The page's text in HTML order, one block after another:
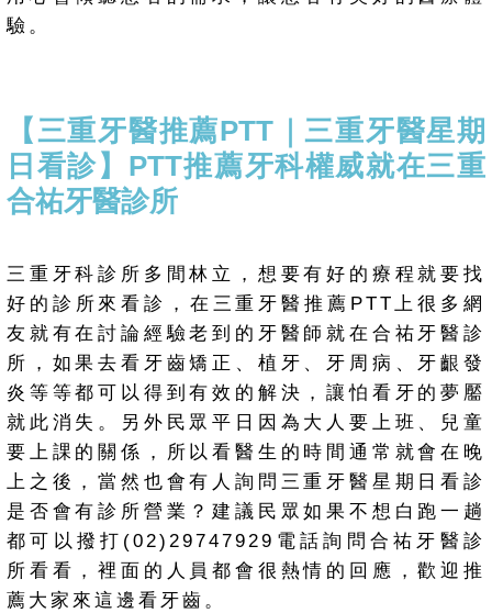
驗。
【三重牙醫推薦PTT｜三重牙醫星期
日看診】PTT推薦牙科權威就在三重
合祐牙醫診所
三重牙科診所多間林立，想要有好的療程就要找
好的診所來看診，在三重牙醫推薦PTT上很多網
友就有在討論經驗老到的牙醫師就在合祐牙醫診
所，如果去看牙齒矯正、植牙、牙周病、牙齦發
炎等等都可以得到有效的解決，讓怕看牙的夢靨
就此消失。另外民眾平日因為大人要上班、兒童
要上課的關係，所以看醫生的時間通常就會在晚
上之後，當然也會有人詢問三重牙醫星期日看診
是否會有診所營業？建議民眾如果不想白跑一趟
都可以撥打(02)29747929電話詢問合祐牙醫診
所看看，裡面的人員都會很熱情的回應，歡迎推
薦大家來這邊看牙齒。